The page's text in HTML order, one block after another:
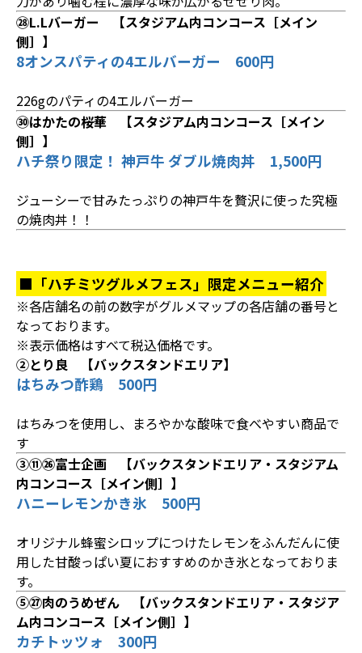
㉘L.Lバーガー 【スタジアム内コンコース［メイン
側］】
8オンスパティの4エルバーガー 600円
226gのパティの4エルバーガー
㉚はかたの桜華 【スタジアム内コンコース［メイン
側］】
ハチ祭り限定！ 神戸牛 ダブル焼肉丼 1,500円
ジューシーで甘みたっぷりの神戸牛を贅沢に使った究極
の焼肉丼！！
■「ハチミツグルメフェス」限定メニュー紹介
※各店舗名の前の数字がグルメマップの各店舗の番号と
なっております。
※表示価格はすべて税込価格です。
②とり良 【バックスタンドエリア】
はちみつ酢鶏 500円
はちみつを使用し、まろやかな酸味で食べやすい商品で
す
③⑪㉖富士企画 【バックスタンドエリア・スタジアム
内コンコース［メイン側］】
ハニーレモンかき氷 500円
オリジナル蜂蜜シロップにつけたレモンをふんだんに使
用した甘酸っぱい夏におすすめのかき氷となっておりま
す。
⑤㉗肉のうめぜん 【バックスタンドエリア・スタジア
ム内コンコース［メイン側］】
カチトッツォ 300円